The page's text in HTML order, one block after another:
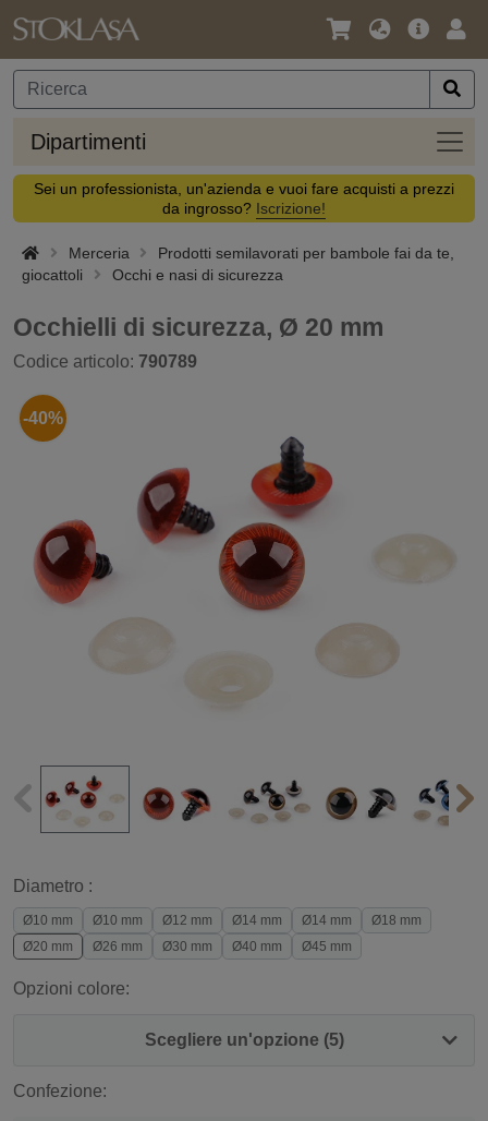
Lingua
Valuta
Offerta
Dipartimenti
Sei un professionista, un'azienda e vuoi fare acquisti a prezzi
da ingrosso? Iscrizione!
Merceria
Prodotti semilavorati per bambole fai da te,
giocattoli
Occhi e nasi di sicurezza
Occhielli di sicurezza, Ø 20 mm
Codice articolo: 790789
-40%
Diametro :
Ø10 mm Ø10 mm Ø12 mm Ø14 mm Ø14 mm
Ø18 mm
Ø20 mm
Ø26 mm Ø30 mm Ø40 mm Ø45 mm
Opzioni colore:
Scegliere un'opzione (5)
Confezione: